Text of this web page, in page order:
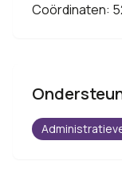
Coördinaten: